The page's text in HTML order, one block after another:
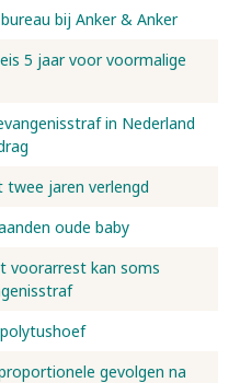
bij Anker & Anker
5 jaar voor voormalige
in Nederland
twee jaren verlengd
oude baby
voorarrest kan soms
gevolgen na